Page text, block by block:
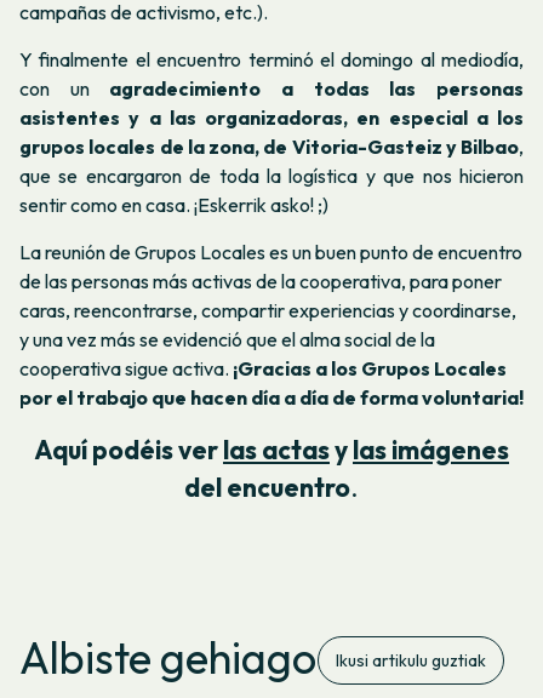
campañas de activismo, etc.).
Y finalmente el encuentro terminó el domingo al mediodía,
con un agradecimiento a todas las personas
asistentes y a las organizadoras, en especial a los
grupos locales de la zona, de Vitoria-Gasteiz y Bilbao,
que se encargaron de toda la logística y que nos hicieron
sentir como en casa. ¡Eskerrik asko! ;)
La reunión de Grupos Locales es un buen punto de encuentro
de las personas más activas de la cooperativa, para poner
caras, reencontrarse, compartir experiencias y coordinarse,
y una vez más se evidenció que el alma social de la
cooperativa sigue activa. ¡Gracias a los Grupos Locales
por el trabajo que hacen día a día de forma voluntaria!
Aquí podéis verlas actasylas imágenes
del encuentro.
Albiste gehiago Ikusi artikulu guztiak